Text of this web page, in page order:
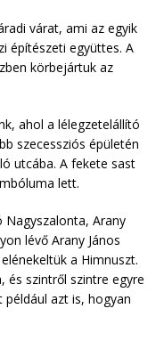
várat, ami az egyik
építészeti együttes. A
körbejártuk az
ahol a lélegzetelállító
szecessziós épületén
utcába. A fekete sast
lett.
Nagyszalonta, Arany
lévő Arany János
a Himnuszt.
és szintről szintre egyre
azt is, hogyan